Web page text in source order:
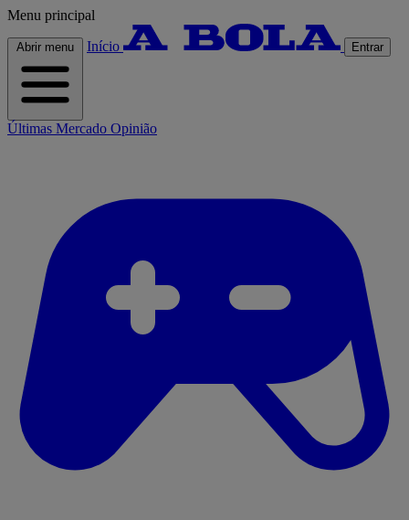
Menu principal
Abrir menu Início Entrar
Últimas Mercado Opinião